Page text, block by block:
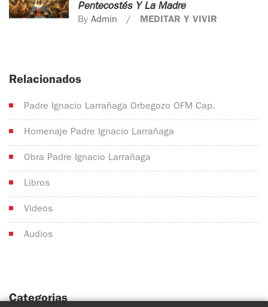
Pentecostés Y La Madre
By Admin MEDITAR Y VIVIR
Relacionados
Padre Ignacio Larrañaga Orbegozo OFM Cap.
Homenaje Padre Ignacio Larrañaga
Obra Padre Ignacio Larrañaga
Libros
Videos
Audios
Categorias